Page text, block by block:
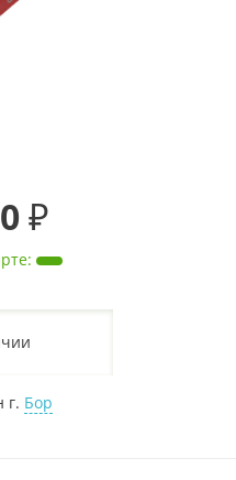
₽
:
г. Бор